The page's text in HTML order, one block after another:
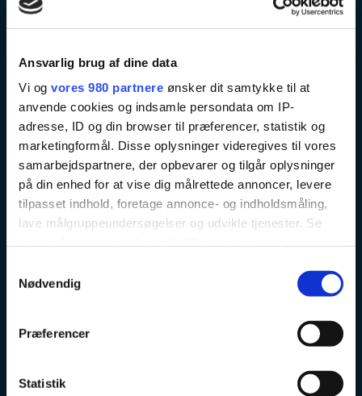
Ansvarlig brug af dine data
Vi og vores 980 partnere ønsker dit samtykke til at
anvende cookies og indsamle persondata om IP-
adresse, ID og din browser til præferencer, statistik og
marketingformål. Disse oplysninger videregives til vores
samarbejdspartnere, der opbevarer og tilgår oplysninger
på din enhed for at vise dig målrettede annoncer, levere
tilpasset indhold, foretage annonce- og indholdsmåling,
lave målgruppeundersøgelser og udvikle tjenester. Se
tilbage eller ændre indstillinger fra vores
"Cookiedeklaration", eller ved at trykke på "Privacy
Nødvendig
Præferencer
Statistik
Område Vest
Her kan du lære vores dagplejere i område Vest at kende